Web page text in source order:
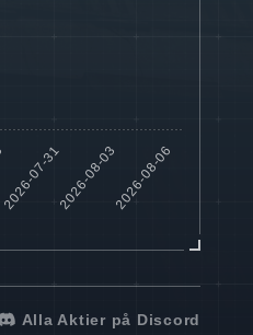
Alla Aktier på Discord